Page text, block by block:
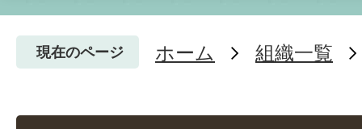
現在のページ ホーム 組織一覧